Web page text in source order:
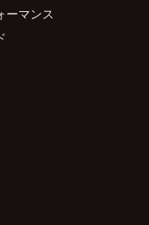
ーマンス